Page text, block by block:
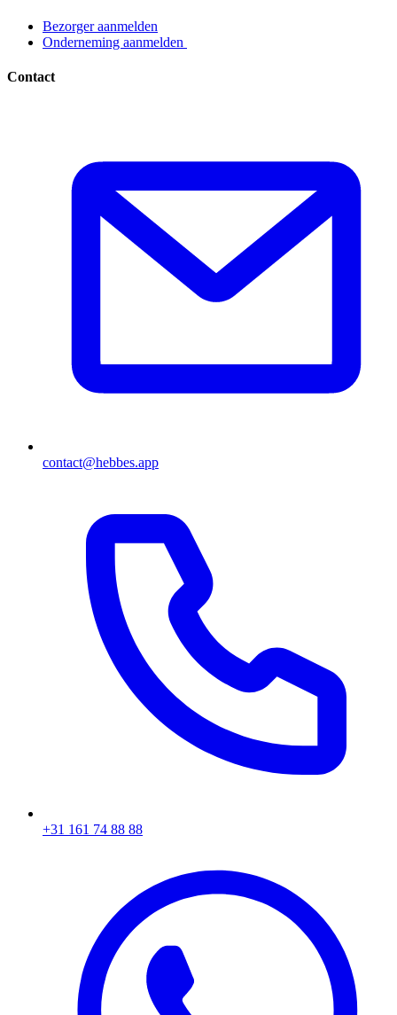
Bezorger aanmelden​​​​‌ ‍ ​‍​‍‌‍ ‌ ​‍‌‍‍‌‌‍‌ ‌‍‍‌‌‍ ‍​‍​‍​ ‍‍​‍​‍‌ ​ ‌‍​‌‌‍ ‍‌‍‍‌‌ ‌​‌ ‍‌​‍ ‍‌‍‍‌‌‍ ​‍​‍​‍ ​​‍​‍‌‍‍​‌ ​‍‌‍‌‌‌‍‌‍​‍​‍​ ‍‍​‍​‍‌‍‍​‌ ‌​‌ ‌​‌ ​​​ ‍‍​‍ ​‍ ‌‍ ​‌‍ ‌‍​ ‌‍​‌‌‍ ​‌‍‍​‌‍ ‌ ​ ‌ ‌​​ ‍‍​ ​ ​ ​ ​ ​ ​ ​ ​‍ ‌‍‍‌‌‍ ‍‌ ‌​‌‍‌‌‌‍ ‍‌ ‌​​‍ ‌‍‌‌‌‍‌​‌‍‍‌‌ ‌​​‍ ‌‍ ‌‌‍ ‌‍‌​‌‍‌‌​ ‌‌ ​​‌ ​‍‌‍‌‌‌ ​ ‌‍‌‌‌‍ ‍‌ ‌​‌‍​‌‌ ‌​‌‍‍‌‌‍ ‌‍ ‍​ ‍ ‌‍‍‌‌‍‌​​ ‌‌‍‌ ‌‍ ​‌‍ ‌‍​‍‌‍​‌‌‍ ​​ ‍ ‌ ‌​‌ ‍‌‌ ​​‌‍‌‌​ ‌‌‍‌ ‌‍ ​‌‍ ‌‍​‍‌‍​‌‌‍ ​​ ‍ ‌ ​​‌‍​‌‌ ‌​‌‍‍​​ ‌‌‍‌‍‌‍ ‌‍ ‌ ‌​‌‍‌‌‌ ​‍​‍ ‍‌ ​​‌‍​‌‌‍‌ ‌‍‌‌‌ ​ ​‍‌‌​ ‌‌‌​​‍‌‌ ‌‍‍ ‌‍‌‌‌ ‍‌​‍‌‌​ ​ ‌​‌​​‍‌‌​ ​ ‌​‌​​‍‌‌​ ​‍​ ​‍​ ‌ ​ ​‌‌‍​‍‌‍​ ​ ‌‌​ ‌ ​ ​‌​ ​‍​ ‌​​ ​​‌‍‌‌​ ‍‌​‍‌‌​ ​‍​ ​‍​‍‌‌​ ‌‌‌​‌​​‍ ‍‌‍ ​‌‍​‌‌‍​‍‌‍‌‌‌‍ ​​ ‌‍​‍‌‍​‌‌ ​ ‌‍‌‌‌‌‌‌‌ ​‍‌‍ ​​ ‌‌‍‍​‌ ‌​‌ ‌​‌ ​​​‍‌‌​ ​ ‌​​‌​‍‌‌​ ​‍‌​‌‍​‍‌‌​ ​‍‌​‌‍‌‍ ​‌‍ ‌‍​ ‌‍​‌‌‍ ​‌‍‍​‌‍ ‌ ​ ‌ ‌​​‍‌‌​ ​ ‌​​‌​ ​ ​ ​ ​ ​ ​ ​ ​‍‌‍‌‍‍‌‌‍‌​​ ‌‌‍‌ ‌‍ ​‌‍ ‌‍​‍‌‍​‌‌‍ ​​‍‌‍‌ ‌​‌ ‍‌‌ ​​‌‍‌‌​ ‌‌‍‌ ‌‍ ​‌‍ ‌‍​‍‌‍​‌‌‍ ​​‍‌‍‌ ​​‌‍​‌‌ ‌​‌‍‍​​ ‌‌‍‌‍‌‍ ‌‍ ‌ ‌​‌‍‌‌‌ ​‍​‍ ‍‌ ​​‌‍​‌‌‍‌ ‌‍‌‌‌ ​ ​‍‌‌​ ‌‌‌​​‍‌‌ ‌‍‍ ‌‍‌‌‌ ‍‌​‍‌‌​ ​ ‌​‌​​‍‌‌​ ​ ‌​‌​​‍‌‌​ ​‍​ ​‍​ ‌ ​ ​‌‌‍​‍‌‍​ ​ ‌‌​ ‌ ​ ​‌​ ​‍​ ‌​​ ​​‌‍‌‌​ ‍‌​‍‌‌​ ​‍​ ​‍​‍‌‌​ ‌‌‌​‌​​‍ ‍‌‍ ​‌‍​‌‌‍​‍‌‍‌‌‌‍ ​​‍‌‍‌ ​​‌‍‌‌‌ ​‍‌ ​ ‌ ​​‌‍‌‌‌‍​ ‌ ‌​‌‍‍‌‌ ‌‍‌‍‌‌​ ‌‌ ​​‌ ‌‌‌‍​‍‌‍ ​‌‍‍‌‌ ​ ‌‍‍​‌‍‌‌‌‍‌​​‍​‍‌ ‌
Onderneming aanmelden ​​​​‌ ‍ ​‍​‍‌‍ ‌ ​‍‌‍‍‌‌‍‌ ‌‍‍‌‌‍ ‍​‍​‍​ ‍‍​‍​‍‌ ​ ‌‍​‌‌‍ ‍‌‍‍‌‌ ‌​‌ ‍‌​‍ ‍‌‍‍‌‌‍ ​‍​‍​‍ ​​‍​‍‌‍‍​‌ ​‍‌‍‌‌‌‍‌‍​‍​‍​ ‍‍​‍​‍‌‍‍​‌ ‌​‌ ‌​‌ ​​​ ‍‍​‍ ​‍ ‌‍ ​‌‍ ‌‍​ ‌‍​‌‌‍ ​‌‍‍​‌‍ ‌ ​ ‌ ‌​​ ‍‍​ ​ ​ ​ ​ ​ ​ ​ ​‍ ‌‍‍‌‌‍ ‍‌ ‌​‌‍‌‌‌‍ ‍‌ ‌​​‍ ‌‍‌‌‌‍‌​‌‍‍‌‌ ‌​​‍ ‌‍ ‌‌‍ ‌‍‌​‌‍‌‌​ ‌‌ ​​‌ ​‍‌‍‌‌‌ ​ ‌‍‌‌‌‍ ‍‌ ‌​‌‍​‌‌ ‌​‌‍‍‌‌‍ ‌‍ ‍​ ‍ ‌‍‍‌‌‍‌​​ ‌‌‍‌ ‌‍ ​‌‍ ‌‍​‍‌‍​‌‌‍ ​​ ‍ ‌ ‌​‌ ‍‌‌ ​​‌‍‌‌​ ‌‌‍‌ ‌‍ ​‌‍ ‌‍​‍‌‍​‌‌‍ ​​ ‍ ‌ ​​‌‍​‌‌ ‌​‌‍‍​​ ‌‌‍‌‍‌‍ ‌‍ ‌ ‌​‌‍‌‌‌ ​‍​‍ ‍‌ ​​‌‍​‌‌‍‌ ‌‍‌‌‌ ​ ​‍‌‌​ ‌‌‌​​‍‌‌ ‌‍‍ ‌‍‌‌‌ ‍‌​‍‌‌​ ​ ‌​‌​​‍‌‌​ ​ ‌​‌​​‍‌‌​ ​‍​ ​‍​ ‌ ​ ‌ ​ ‍‌​ ​ ​ ​‌‌‍​ ‌‍​‌​ ‌‍​ ​‌‌‍​‍​ ‌‍‌‍​ ​‍‌‌​ ​‍​ ​‍​‍‌‌​ ‌‌‌​‌​​‍ ‍‌‍ ​‌‍​‌‌‍​‍‌‍‌‌‌‍ ​​ ‌‍​‍‌‍​‌‌ ​ ‌‍‌‌‌‌‌‌‌ ​‍‌‍ ​​ ‌‌‍‍​‌ ‌​‌ ‌​‌ ​​​‍‌‌​ ​ ‌​​‌​‍‌‌​ ​‍‌​‌‍​‍‌‌​ ​‍‌​‌‍‌‍ ​‌‍ ‌‍​ ‌‍​‌‌‍ ​‌‍‍​‌‍ ‌ ​ ‌ ‌​​‍‌‌​ ​ ‌​​‌​ ​ ​ ​ ​ ​ ​ ​ ​‍‌‍‌‍‍‌‌‍‌​​ ‌‌‍‌ ‌‍ ​‌‍ ‌‍​‍‌‍​‌‌‍ ​​‍‌‍‌ ‌​‌ ‍‌‌ ​​‌‍‌‌​ ‌‌‍‌ ‌‍ ​‌‍ ‌‍​‍‌‍​‌‌‍ ​​‍‌‍‌ ​​‌‍​‌‌ ‌​‌‍‍​​ ‌‌‍‌‍‌‍ ‌‍ ‌ ‌​‌‍‌‌‌ ​‍​‍ ‍‌ ​​‌‍​‌‌‍‌ ‌‍‌‌‌ ​ ​‍‌‌​ ‌‌‌​​‍‌‌ ‌‍‍ ‌‍‌‌‌ ‍‌​‍‌‌​ ​ ‌​‌​​‍‌‌​ ​ ‌​‌​​‍‌‌​ ​‍​ ​‍​ ‌ ​ ‌ ​ ‍‌​ ​ ​ ​‌‌‍​ ‌‍​‌​ ‌‍​ ​‌‌‍​‍​ ‌‍‌‍​ ​‍‌‌​ ​‍​ ​‍​‍‌‌​ ‌‌‌​‌​​‍ ‍‌‍ ​‌‍​‌‌‍​‍‌‍‌‌‌‍ ​​‍‌‍‌ ​​‌‍‌‌‌ ​‍‌ ​ ‌ ​​‌‍‌‌‌‍​ ‌ ‌​‌‍‍‌‌ ‌‍‌‍‌‌​ ‌‌ ​​‌ ‌‌‌‍​‍‌‍ ​‌‍‍‌‌ ​ ‌‍‍​‌‍‌‌‌‍‌​​‍​‍‌ ‌
Contact
contact@hebbes.app
+31 161 74 88 88‬​​​​‌ ‍ ​‍​‍‌‍ ‌ ​‍‌‍‍‌‌‍‌ ‌‍‍‌‌‍ ‍​‍​‍​ ‍‍​‍​‍‌ ​ ‌‍​‌‌‍ ‍‌‍‍‌‌ ‌​‌ ‍‌​‍ ‍‌‍‍‌‌‍ ​‍​‍​‍ ​​‍​‍‌‍‍​‌ ​‍‌‍‌‌‌‍‌‍​‍​‍​ ‍‍​‍​‍‌‍‍​‌ ‌​‌ ‌​‌ ​​​ ‍‍​‍ ​‍ ‌‍ ​‌‍ ‌‍​ ‌‍​‌‌‍ ​‌‍‍​‌‍ ‌ ​ ‌ ‌​​ ‍‍​ ​ ​ ​ ​ ​ ​ ​ ​‍ ‌‍‍‌‌‍ ‍‌ ‌​‌‍‌‌‌‍ ‍‌ ‌​​‍ ‌‍‌‌‌‍‌​‌‍‍‌‌ ‌​​‍ ‌‍ ‌‌‍ ‌‍‌​‌‍‌‌​ ‌‌ ​​‌ ​‍‌‍‌‌‌ ​ ‌‍‌‌‌‍ ‍‌ ‌​‌‍​‌‌ ‌​‌‍‍‌‌‍ ‌‍ ‍​ ‍ ‌‍‍‌‌‍‌​​ ‌‌‍‌ ‌‍ ​‌‍ ‌‍​‍‌‍​‌‌‍ ​​ ‍ ‌ ‌​‌ ‍‌‌ ​​‌‍‌‌​ ‌‌‍‌ ‌‍ ​‌‍ ‌‍​‍‌‍​‌‌‍ ​​ ‍ ‌ ​​‌‍​‌‌ ‌​‌‍‍​​ ‌‌‍​ ‌‍ ‌‍ ‍‌ ‌​‌‍​‌‌‍​ ‌ ‌​​‍ ‍‌ ​​‌‍‍​‌‍ ‌‍ ‍‌‍‌‌​ ‌‍​‍‌‍​‌‌ ​ ‌‍‌‌‌‌‌‌‌ ​‍‌‍ ​​ ‌‌‍‍​‌ ‌​‌ ‌​‌ ​​​‍‌‌​ ​ ‌​​‌​‍‌‌​ ​‍‌​‌‍​‍‌‌​ ​‍‌​‌‍‌‍ ​‌‍ ‌‍​ ‌‍​‌‌‍ ​‌‍‍​‌‍ ‌ ​ ‌ ‌​​‍‌‌​ ​ ‌​​‌​ ​ ​ ​ ​ ​ ​ ​ ​‍‌‍‌‍‍‌‌‍‌​​ ‌‌‍‌ ‌‍ ​‌‍ ‌‍​‍‌‍​‌‌‍ ​​‍‌‍‌ ‌​‌ ‍‌‌ ​​‌‍‌‌​ ‌‌‍‌ ‌‍ ​‌‍ ‌‍​‍‌‍​‌‌‍ ​​‍‌‍‌ ​​‌‍​‌‌ ‌​‌‍‍​​ ‌‌‍​ ‌‍ ‌‍ ‍‌ ‌​‌‍​‌‌‍​ ‌ ‌​​‍ ‍‌ ​​‌‍‍​‌‍ ‌‍ ‍‌‍‌‌​‍‌‍‌ ​​‌‍‌‌‌ ​‍‌ ​ ‌ ​​‌‍‌‌‌‍​ ‌ ‌​‌‍‍‌‌ ‌‍‌‍‌‌​ ‌‌ ​​‌ ‌‌‌‍​‍‌‍ ​‌‍‍‌‌ ​ ‌‍‍​‌‍‌‌‌‍‌​​‍​‍‌ ‌